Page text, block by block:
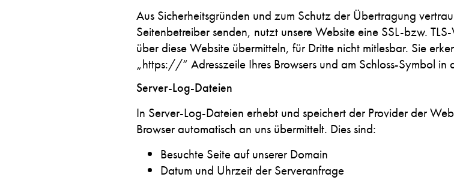
Aus Sicherheitsgründen und zum Schutz der Übertragung
Seitenbetreiber senden, nutzt unsere Website eine SSL-bzw.
über diese Website übermitteln, für Dritte nicht mitlesbar. Sie
„https://“ Adresszeile Ihres Browsers und am Schloss-Symbol in
Server-Log-Dateien
In Server-Log-Dateien erhebt und speichert der Provider der
Browser automatisch an uns übermittelt. Dies sind:
Besuchte Seite auf unserer Domain
Datum und Uhrzeit der Serveranfrage